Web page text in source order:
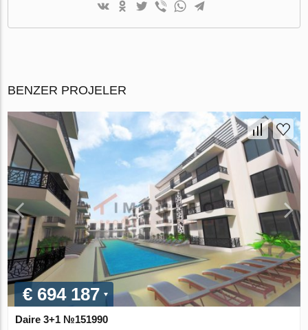
BENZER PROJELER
€ 694 187
Daire 3+1 №151990